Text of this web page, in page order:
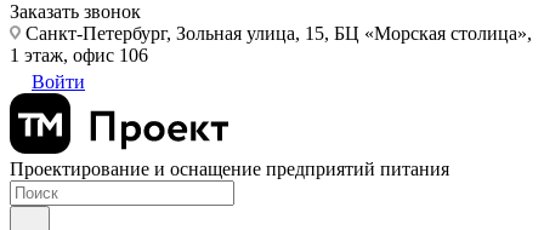
Заказать звонок
Санкт-Петербург, Зольная улица, 15, БЦ «Морская столица»,
1 этаж, офис 106
Войти
Проектирование и оснащение предприятий питания